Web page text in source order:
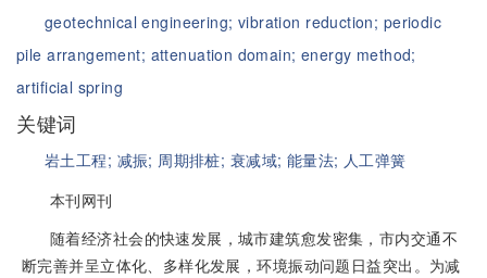
geotechnical engineering; vibration reduction; periodic
pile arrangement; attenuation domain; energy method;
artificial spring
关键词
岩土工程; 减振; 周期排桩; 衰减域; 能量法; 人工弹簧
本刊网刊
随着经济社会的快速发展，城市建筑愈发密集，市内交通不
断完善并呈立体化、多样化发展，环境振动问题日益突出。为减